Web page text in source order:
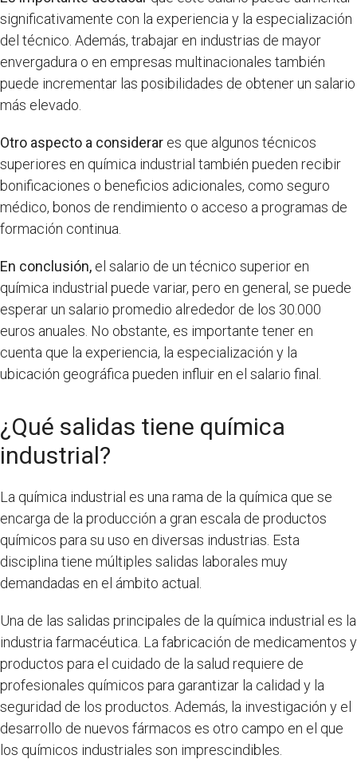
significativamente con la experiencia y la especialización
del técnico. Además, trabajar en industrias de mayor
envergadura o en empresas multinacionales también
puede incrementar las posibilidades de obtener un salario
más elevado.
Otro aspecto a considerar es que algunos técnicos
superiores en química industrial también pueden recibir
bonificaciones o beneficios adicionales, como seguro
médico, bonos de rendimiento o acceso a programas de
formación continua.
En conclusión, el salario de un técnico superior en
química industrial puede variar, pero en general, se puede
esperar un salario promedio alrededor de los 30.000
euros anuales. No obstante, es importante tener en
cuenta que la experiencia, la especialización y la
ubicación geográfica pueden influir en el salario final.
¿Qué salidas tiene química
industrial?
La química industrial es una rama de la química que se
encarga de la producción a gran escala de productos
químicos para su uso en diversas industrias. Esta
disciplina tiene múltiples salidas laborales muy
demandadas en el ámbito actual.
Una de las salidas principales de la química industrial es la
industria farmacéutica. La fabricación de medicamentos y
productos para el cuidado de la salud requiere de
profesionales químicos para garantizar la calidad y la
seguridad de los productos. Además, la investigación y el
desarrollo de nuevos fármacos es otro campo en el que
los químicos industriales son imprescindibles.